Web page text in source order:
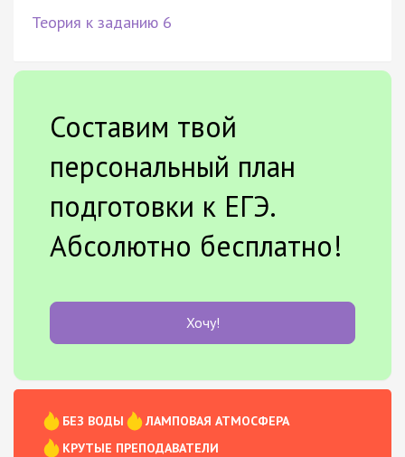
Теория к заданию 6
Составим твой
персональный план
подготовки к ЕГЭ.
Абсолютно бесплатно!
Хочу!
БЕЗ ВОДЫ
ЛАМПОВАЯ АТМОСФЕРА
КРУТЫЕ ПРЕПОДАВАТЕЛИ